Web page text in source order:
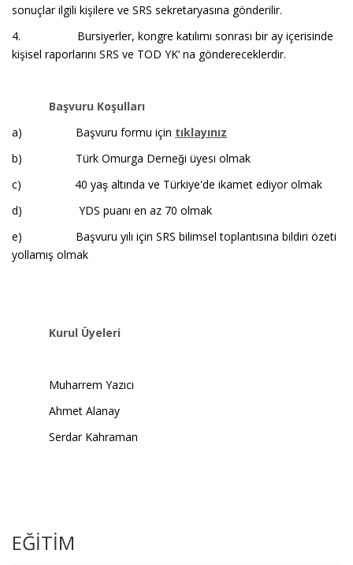
sonuçlar ilgili kişilere ve SRS sekretaryasına gönderilir.
4. Bursiyerler, kongre katılımı sonrası bir ay içerisinde
kişisel raporlarını SRS ve TOD YK‘ na göndereceklerdir.
Başvuru Koşulları
a) Başvuru formu için tıklayınız
b) Türk Omurga Derneği üyesi olmak
c) 40 yaş altında ve Türkiye'de ikamet ediyor olmak
d) YDS puanı en az 70 olmak
e) Başvuru yılı için SRS bilimsel toplantısına bildiri özeti
yollamış olmak
Kurul Üyeleri
Muharrem Yazıcı
Ahmet Alanay
Serdar Kahraman
EĞİTİM